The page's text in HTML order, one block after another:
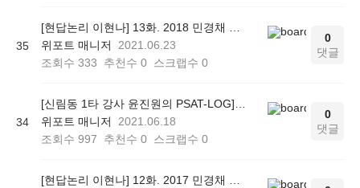
35
위포트 매니저
2021.06.23
조회수 333 추천수 0 스크랩수 0
0
댓글
34
위포트 매니저
2021.06.18
조회수 997 추천수 0 스크랩수 0
0
댓글